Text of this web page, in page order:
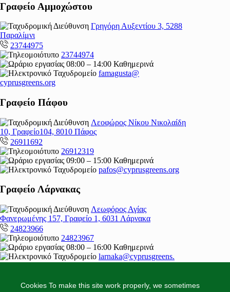
Γραφείο Αμμοχώστου
Γρηγόρη Αυξεντίου 3, 5288
Παραλίμνι
23744975
23744974
08:00 – 14:00 Καθημερινά
famagusta@
cyprusgreens.org
Γραφείο Πάφου
Λεοφώρος Νίκου Νικολαίδη
10, Γραφείο104, 8010 Πάφος
26911692
26912319
09:00 – 15:00 Καθημερινά
pafos@cyprusgreens.org
Γραφείο Λάρνακας
Λεωφόρος Αγίας
Φανερωμένης 157, Γραφείο 1, 6031 Λάρνακα
24823966
24823967
08:00 – 16:00 Καθημερινά
larnaka@cyprusgreens.
Cookies To make this site work properly, we sometimes